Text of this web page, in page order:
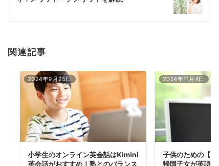
ン
関連記事
2024年9月25日
小学生のオンライン英会話はKimini
英会話がおすすめ！塾とのバランス
2024年11月4日
子供のための【
帰国子女が英語